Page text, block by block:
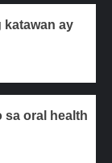
katawan ay
sa oral health